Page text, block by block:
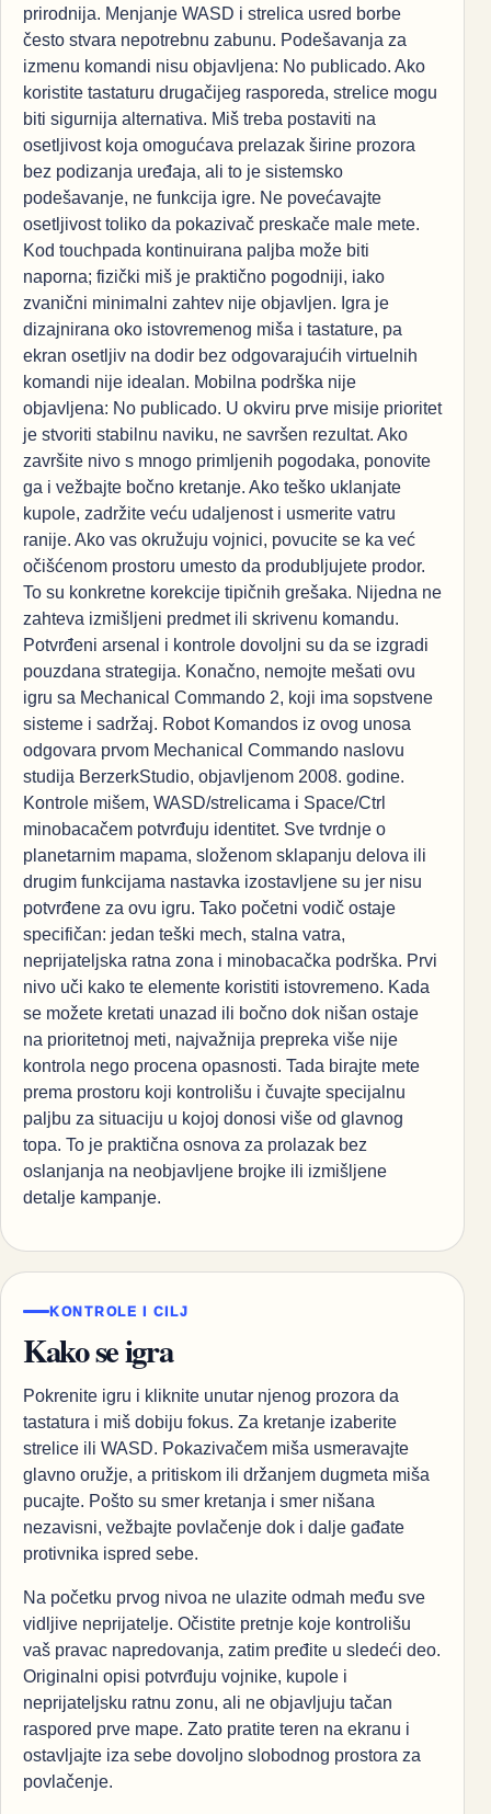
KONTROLE I CILJ
Kako se igra
Pokrenite igru i kliknite unutar njenog prozora da
tastatura i miš dobiju fokus. Za kretanje izaberite
strelice ili WASD. Pokazivačem miša usmeravajte
glavno oružje, a pritiskom ili držanjem dugmeta miša
pucajte. Pošto su smer kretanja i smer nišana
nezavisni, vežbajte povlačenje dok i dalje gađate
protivnika ispred sebe.
Na početku prvog nivoa ne ulazite odmah među sve
vidljive neprijatelje. Očistite pretnje koje kontrolišu
vaš pravac napredovanja, zatim pređite u sledeći deo.
Originalni opisi potvrđuju vojnike, kupole i
neprijateljsku ratnu zonu, ali ne objavljuju tačan
raspored prve mape. Zato pratite teren na ekranu i
ostavljajte iza sebe dovoljno slobodnog prostora za
povlačenje.